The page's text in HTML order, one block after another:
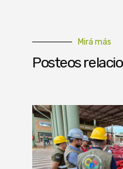
Mirá más
Posteos